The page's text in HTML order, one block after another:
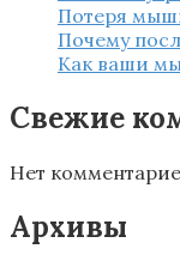
Потеря
Почему
Как ваши
Свежие
Нет
Архивы